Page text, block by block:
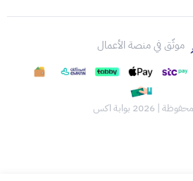
موثّق في منصة الأعمال
| 2026 بوابة اكس